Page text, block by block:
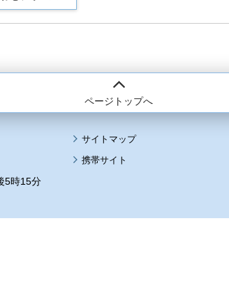
ページトップへ
5時15分
サイトマップ
携帯サイト